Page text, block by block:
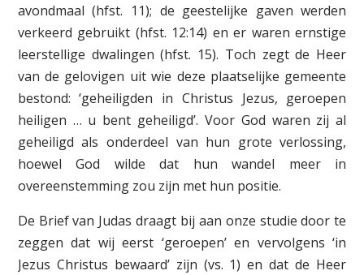
avondmaal (hfst. 11); de geestelijke gaven werden
verkeerd gebruikt (hfst. 12:14) en er waren ernstige
leer­stellige dwalingen (hfst. 15). Toch zegt de Heer
van de gelovigen uit wie deze plaatselijke gemeente
bestond: ‘geheiligden in Christus Jezus, geroepen
heiligen … u bent geheiligd’. Voor God waren zij al
geheiligd als onderdeel van hun grote verlossing,
hoewel God wilde dat hun wandel meer in
overeenstemming zou zijn met hun positie.
De Brief van Judas draagt bij aan onze studie door te
zeggen dat wij eerst ‘geroepen’ en vervolgens ‘in
Jezus Christus bewaard’ zijn (vs. 1) en dat de Heer